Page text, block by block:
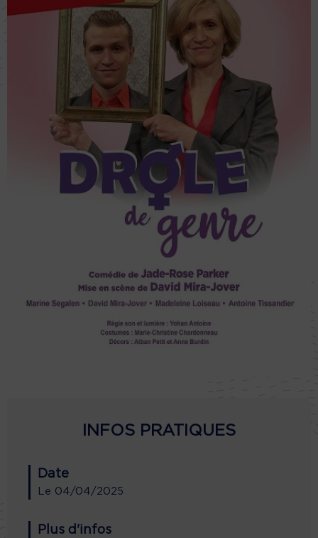
INFOS PRATIQUES
Date
Le 04/04/2025
Plus d'infos